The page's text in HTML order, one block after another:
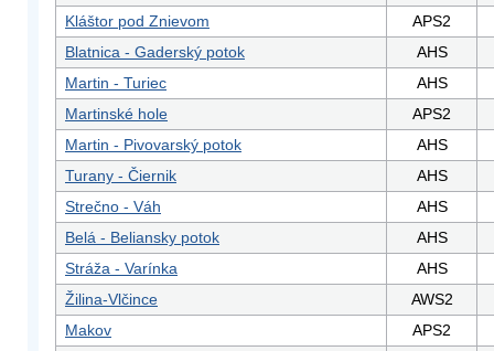
Kláštor pod Znievom
APS2
Blatnica - Gaderský potok
AHS
Martin - Turiec
AHS
Martinské hole
APS2
Martin - Pivovarský potok
AHS
Turany - Čiernik
AHS
Strečno - Váh
AHS
Belá - Beliansky potok
AHS
Stráža - Varínka
AHS
Žilina-Vlčince
AWS2
Makov
APS2